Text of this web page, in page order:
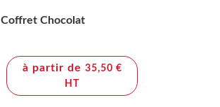
Coffret Chocolat
à partir de 35,50 €
HT